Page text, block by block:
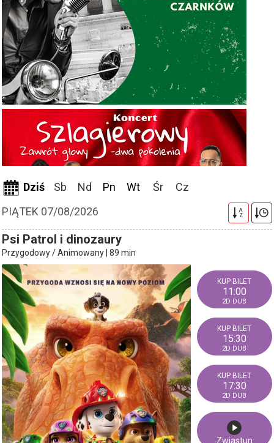
Dziś Sb Nd Pn Wt Śr
Cz
PIĄTEK 07/08/2026
A
Z
Psi Patrol i dinozaury
Przygodowy / Animowany | 89 min
11:00
2D DUB
15:30
2D DUB
17:30
2D DUB
Zwiastun